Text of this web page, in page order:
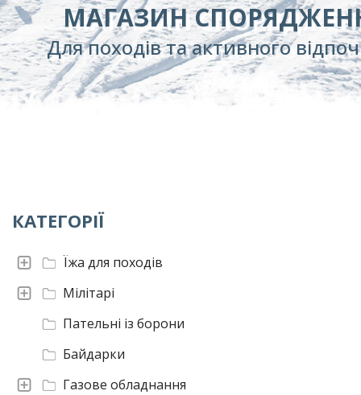
МАГАЗИН
Для походів та активного
КАТЕГОРІЇ
Газове обладнання
Байдарки
Пательні із борони
Мілітарі
Їжа для походів